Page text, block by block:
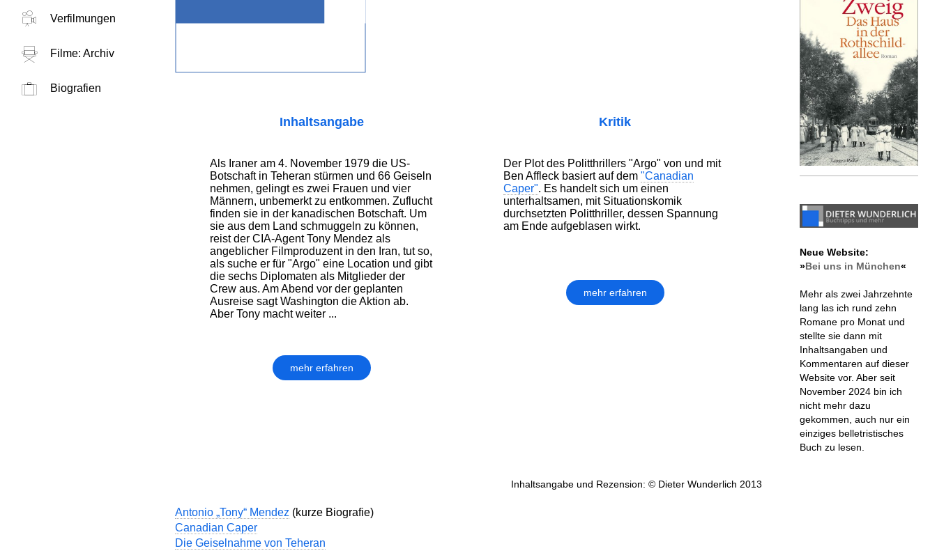
Verfilmungen
Filme: Archiv
Biografien
Inhaltsangabe
Als Iraner am 4. November 1979 die US-
Botschaft in Teheran stürmen und 66 Geiseln
nehmen, gelingt es zwei Frauen und vier
Männern, unbemerkt zu entkommen. Zuflucht
finden sie in der kanadischen Botschaft. Um
sie aus dem Land schmuggeln zu können,
reist der CIA-Agent Tony Mendez als
angeblicher Filmproduzent in den Iran, tut so,
als suche er für "Argo" eine Location und gibt
die sechs Diplomaten als Mitglieder der
Crew aus. Am Abend vor der geplanten
Ausreise sagt Washington die Aktion ab.
Aber Tony macht weiter ...
mehr erfahren
Kritik
Der Plot des Politthrillers "Argo" von und mit
Ben Affleck basiert auf dem "Canadian
Caper". Es handelt sich um einen
unterhaltsamen, mit Situationskomik
durchsetzten Politthriller, dessen Spannung
am Ende aufgeblasen wirkt.
mehr erfahren
Inhaltsangabe und Rezension: © Dieter Wunderlich 2013
Antonio „Tony“ Mendez (kurze Biografie)
Canadian Caper
Die Geiselnahme von Teheran
Neue Website:
»Bei uns in München«
Mehr als zwei Jahrzehnte
lang las ich rund zehn
Romane pro Monat und
stellte sie dann mit
Inhaltsangaben und
Kommentaren auf dieser
Website vor. Aber seit
November 2024 bin ich
nicht mehr dazu
gekommen, auch nur ein
einziges belletristisches
Buch zu lesen.